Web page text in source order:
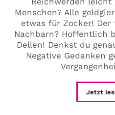
Menschen? Alle
etwas für Zocker! Der
Nachbarn? Hoffentlich
Dellen! Denkst du
Negative Gedanken
Jetzt